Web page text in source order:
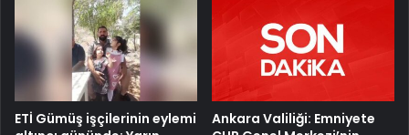
ETİ Gümüş işçilerinin eylemi
Ankara Valiliği: Emniyete